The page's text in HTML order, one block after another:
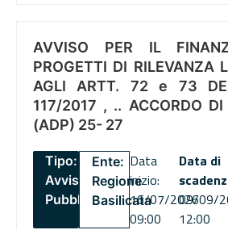
AVVISO PER IL
PROGETTI DI RILEVANZA
AGLI ARTT. 72 e 73
117/2017 , .. ACCORDO DI
(ADP) 25- 27
Tipo:
Avviso
Pubblico
Ente:
Regione
Basilicata
Data
inizio:
16/07/2026
09:00
Data di
09/09/
12:00